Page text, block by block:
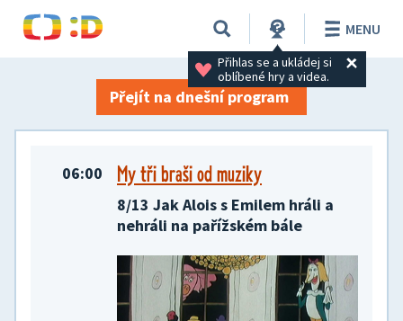
Přihlas se a ukládej si
oblíbené hry a videa.
MENU
TV program na 12. 01. 2026
Přejít na dnešní program
06:00 My tři braši od muziky
8/13 Jak Alois s Emilem hráli a
nehráli na pařížském bále